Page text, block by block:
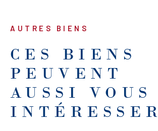
AUTRES BIENS
CES BIENS
PEUVENT
AUSSI VOUS
INTÉRESSER